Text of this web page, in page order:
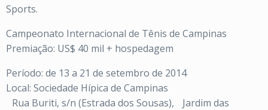
Sports.
Campeonato Internacional de Tênis de Campinas
Premiação: US$ 40 mil + hospedagem
Período: de 13 a 21 de setembro de 2014
Local: Sociedade Hípica de Campinas
Rua Buriti, s/n (Estrada dos Sousas), Jardim das